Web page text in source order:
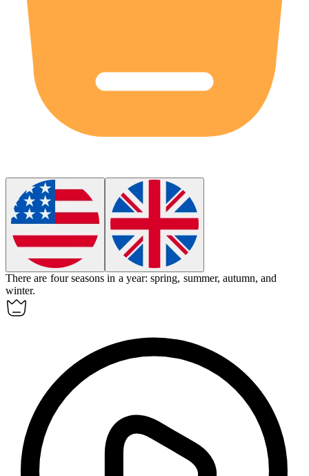
There are four seasons in a year: spring, summer, autumn, and
winter.